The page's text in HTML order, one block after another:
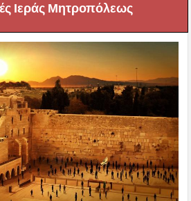
Ιεράς Μητροπόλεως